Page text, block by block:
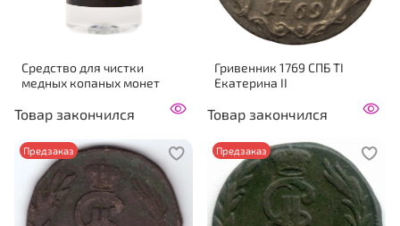
Средство для чистки
медных копаных монет
Товар закончился
Гривенник 1769 СПБ ТI
Екатерина II
Товар закончился
Предзаказ Предзаказ